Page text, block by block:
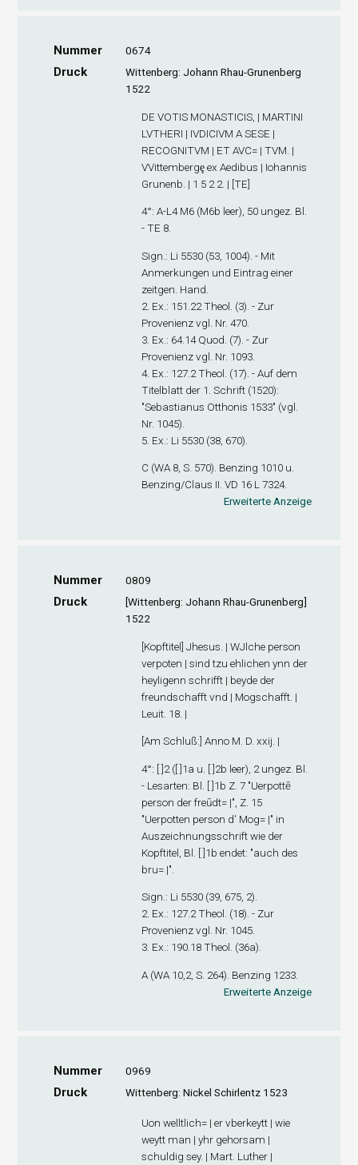
Nummer 0674
Druck
Wittenberg: Johann Rhau-Grunenberg
1522
DE VOTIS MONASTICIS, | MARTINI
LVTHERI | IVDICIVM A SESE |
RECOGNITVM | ET AVC= | TVM. |
VVittembergȩ ex Aedibus | Iohannis
Grunenb. | 1 5 2 2. | [TE]
4°: A-L4M6 (M6b leer), 50 ungez. Bl.
- TE 8.
Sign. : Li 5530 (53, 1004). - Mit
Anmerkungen und Eintrag einer
zeitgen. Hand.
2. Ex. : 151.22 Theol. (3). - Zur
Provenienz vgl. Nr. 470.
3. Ex. : 64.14 Quod. (7). - Zur
Provenienz vgl. Nr. 1093.
4. Ex. : 127.2 Theol. (17). - Auf dem
Titelblatt der 1. Schrift (1520):
"Sebastianus Otthonis 1533" (vgl.
Nr. 1045).
5. Ex. : Li 5530 (38, 670).
C (WA 8, S. 570). Benzing 1010 u.
Benzing/Claus II. VD 16 L 7324.
Erweiterte Anzeige
Nummer 0809
Druck
[Wittenberg: Johann Rhau-Grunenberg]
1522
[Kopftitel] Jhesus. | WJlche person
verpoten | sind tzu ehlichen ynn der
heyligenn schrifft | beyde der
freundschafft vnd | Mogschafft. |
Leuit. 18. |
[Am Schluß:] Anno M. D. xxij. |
4°: [ ]2 ([ ]1a u. [ ]2b leer), 2 ungez. Bl.
- Lesarten: Bl. [ ]1b Z. 7 "Uerpottē
person der freūdt= |", Z. 15
"Uerpotten person d' Mog= |" in
Auszeichnungsschrift wie der
Kopftitel, Bl. [ ]1b endet: "auch des
bru= |".
Sign.: Li 5530 (39, 675, 2).
2. Ex.: 127.2 Theol. (18). - Zur
Provenienz vgl. Nr. 1045.
3. Ex.: 190.18 Theol. (36a).
A (WA 10,2, S. 264). Benzing 1233.
Erweiterte Anzeige
Nummer 0969
Druck Wittenberg: Nickel Schirlentz 1523
Uon welltlich= | er vberkeytt | wie
weytt man | yhr gehorsam |
schuldig sey. | Mart. Luther |